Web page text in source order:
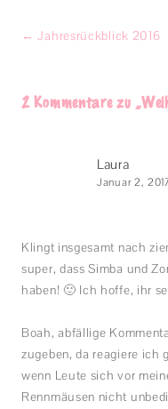
Beitragsnavigation
← Jahresrückblick 2016
2 Kommentare zu „
Laura
Januar 2,
Klingt insgesamt nach
super, dass Simba und
haben! 🙂 Ich hoffe, ihr
Boah, abfällige
zugeben, da reagiere ich
wenn Leute sich vor
Rennmäusen nicht